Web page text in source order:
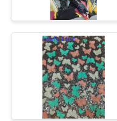
CHÚNG
TÔI
THAM
QUAN
Vải